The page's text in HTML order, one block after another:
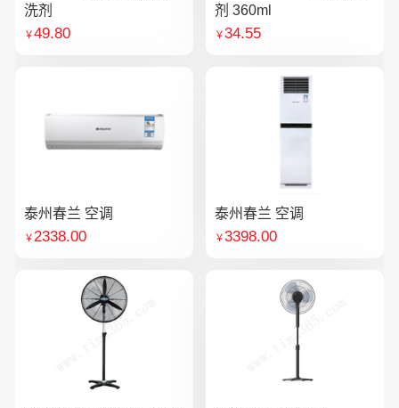
洗剂
￥49.80
剂 360ml
￥34.55
泰州春兰 空调
￥2338.00
泰州春兰 空调
￥3398.00